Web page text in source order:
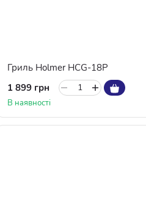
Гриль Holmer HCG-18P
1 899 грн
В наявності